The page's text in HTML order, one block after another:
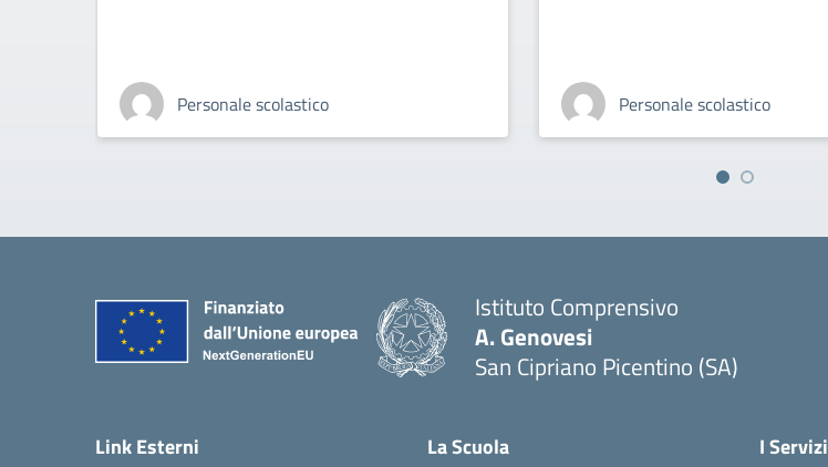
Personale scolastico Personale scolastico
Istituto Comprensivo
A. Genovesi
San Cipriano Picentino (SA)
Link Esterni La Scuola I Servizi